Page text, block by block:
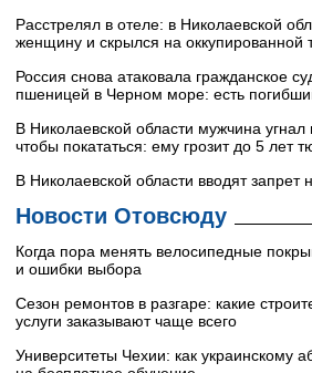
Расстрелял в отеле: в Николаевской
женщину и скрылся на оккупированной
Россия снова атаковала гражданское
пшеницей в Черном море: есть
В Николаевской области мужчина угнал
чтобы покататься: ему грозит до 5 лет
В Николаевской области вводят запрет
Новости Отовсюду
Когда пора менять велосипедные
и ошибки выбора
Сезон ремонтов в разгаре: какие
услуги заказывают чаще всего
Университеты Чехии: как украинскому